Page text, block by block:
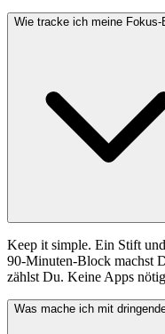
Wie tracke ich meine Fokus-
Keep it simple. Ein Stift
90-Minuten-Block machst
zählst Du. Keine Apps
Was mache ich mit